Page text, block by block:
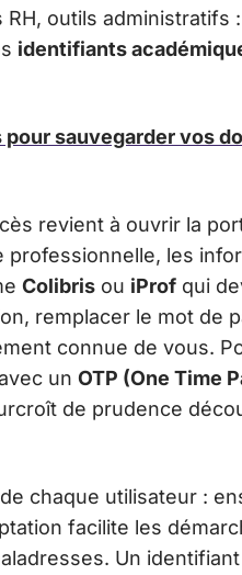
outils administratifs
identifiants
sauvegarder vos
revient à ouvrir la
les
Colibris ou iProf qui
remplacer le mot de
connue de vous.
un OTP (One Time
de prudence
chaque utilisateur :
facilite les
Un